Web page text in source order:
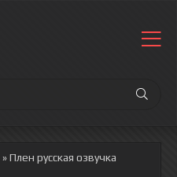
» Плен русская озвучка